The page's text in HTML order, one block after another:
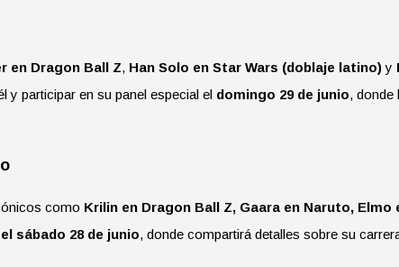
en Dragon Ball Z, Han Solo en Star Wars (doblaje latino)y
y participar en su panel especial el domingo 29 de junio, donde
como Krilin en Dragon Ball Z, Gaara en Naruto,
sábado 28 de junio, donde compartirá detalles sobre su